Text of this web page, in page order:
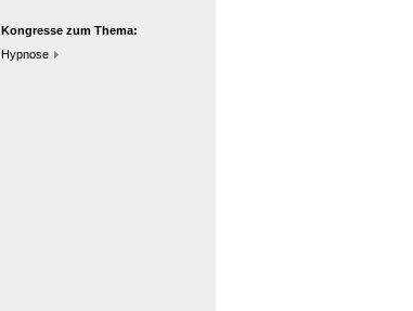
Kongresse zum Thema:
Hypnose